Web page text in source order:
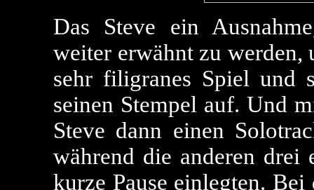
Das Steve ein
weiter erwähnt zu werden,
sehr filigranes Spiel und
seinen Stempel auf. Und
Steve dann einen
während die anderen drei
kurze Pause einlegten.